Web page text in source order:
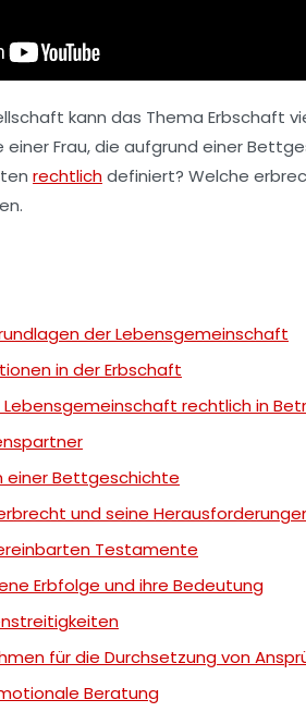
kann das Thema Erbschaft
einer Frau, die aufgrund einer
rechtlichdefiniert? Welche
der Lebensgemeinschaft
in der Erbschaft
rechtlich in
einer Bettgeschichte
und seine
Testamente
Erbfolge und ihre Bedeutung
für die Durchsetzung von
Beratung